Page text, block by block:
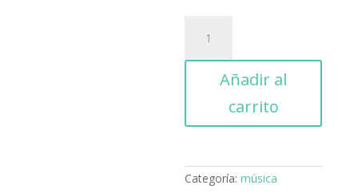
cantidad
Añadir al
carrito
Categoría:música